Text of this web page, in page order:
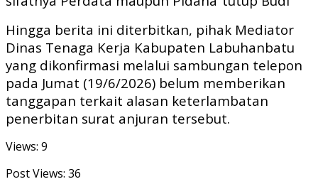
Hingga berita ini diterbitkan, pihak Mediator
Dinas Tenaga Kerja Kabupaten Labuhanbatu
yang dikonfirmasi melalui sambungan telepon
pada Jumat (19/6/2026) belum memberikan
tanggapan terkait alasan keterlambatan
penerbitan surat anjuran tersebut.
Views: 9
Post Views: 36